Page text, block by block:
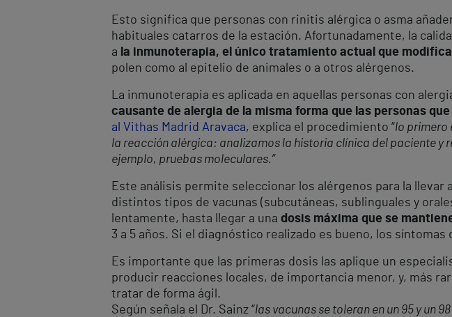
Esto significa que personas con rinitis alérgica o asma
habituales catarros de la estación. Afortunadamente, la
a la inmunoterapia, el único tratamiento actual que
polen como al epitelio de animales o a otros alérgenos.
La inmunoterapia es aplicada en aquellas personas con
causante de alergia de la misma forma que las personas
al Vithas Madrid Aravaca, explica el procedimiento “lo primero
la reacción alérgica: analizamos la historia clínica del paciente
ejemplo, pruebas moleculares.”
Este análisis permite seleccionar los alérgenos para la
distintos tipos de vacunas (subcutáneas, sublinguales y
lentamente, hasta llegar a una dosis máxima que se
3 a 5 años. Si el diagnóstico realizado es bueno, los
Es importante que las primeras dosis las aplique un
producir reacciones locales, de importancia menor, y, más
tratar de forma ágil.
Según señala el Dr. Sainz “las vacunas se toleran en un 95 y un